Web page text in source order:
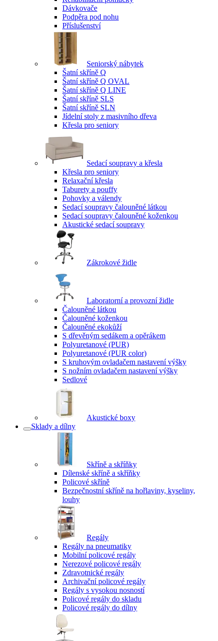
Dávkovače
Podpěra pod nohu
Příslušenství
Seniorský nábytek
Šatní skříně Q
Šatní skříně Q OVAL
Šatní skříně Q LINE
Šatní skříně SLS
Šatní skříně SLN
Jídelní stoly z masivního dřeva
Křesla pro seniory
Sedací soupravy a křesla
Křesla pro seniory
Relaxační křesla
Taburety a pouffy
Pohovky a válendy
Sedací soupravy čalouněné látkou
Sedací soupravy čalouněné koženkou
Akustické sedací soupravy
Zákrokové židle
Laboratorní a provozní židle
Čalouněné látkou
Čalouněné koženkou
Čalouněné ekokůží
S dřevěným sedákem a opěrákem
Polyuretanové (PUR)
Polyuretanové (PUR color)
S kruhovým ovladačem nastavení výšky
S nožním ovladačem nastavení výšky
Sedlové
Akustické boxy
Sklady a dílny
Skříně a skříňky
Dílenské skříně a skříňky
Policové skříně
Bezpečnostní skříně na hořlaviny, kyseliny,
louhy
Regály
Regály na pneumatiky
Mobilní policové regály
Nerezové policové regály
Zdravotnické regály
Archivační policové regály
Regály s vysokou nosností
Policové regály do skladu
Policové regály do dílny